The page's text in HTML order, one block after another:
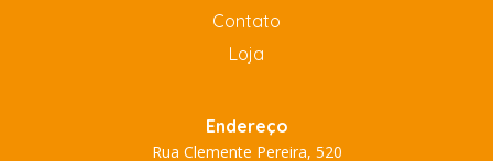
Contato
Loja
Endereço
Rua Clemente Pereira, 520